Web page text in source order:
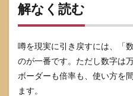
う言
をほ
5.2
解なく読む
噂を現実に引き戻すには、「
のが一番です。ただし数字は
ボーダーも倍率も、使い方を
ます。